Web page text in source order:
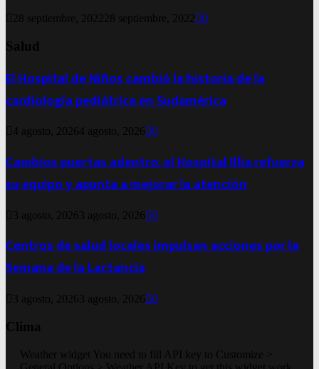
28 septiembre, 2022 28 septiembre, 2022 0
Salud
El Hospital de Niños cambió la historia de la
cardiología pediátrica en Sudamérica
4 agosto, 20264 agosto, 2026 0
Cambios puertas adentro: el Hospital Illia refuerza
su equipo y apunta a mejorar la atención
3 agosto, 2026 3 agosto, 2026 0
Centros de salud locales impulsan acciones por la
Semana de la Lactancia
3 agosto, 2026 3 agosto, 2026 0
Clima
Weather widget You need to fill API key to Customize >